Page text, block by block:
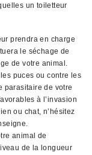
un toiletteur
prendra en charge
le séchage de
de votre animal.
puces ou contre les
parasitaire de votre
à l’invasion
ou chat, n’hésitez
animal de
de la longueur